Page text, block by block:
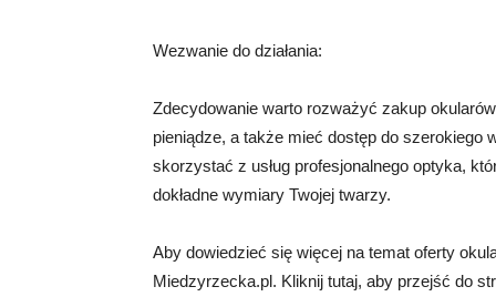
Wezwanie do działania:
Zdecydowanie warto rozważyć zakup
pieniądze, a także mieć dostęp do szerokiego
skorzystać z usług profesjonalnego optyka,
dokładne wymiary Twojej twarzy.
Aby dowiedzieć się więcej na temat oferty
Miedzyrzecka.pl. Kliknij tutaj, aby przejść do